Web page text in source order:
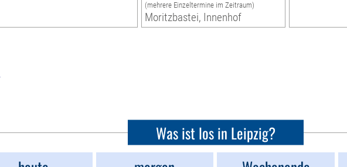
(mehrere Einzeltermine im Zeitraum)
Moritzbastei, Innenhof
Was ist los in Leipzig?